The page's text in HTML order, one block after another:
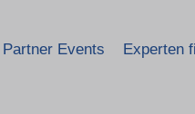
Partner Events Experten